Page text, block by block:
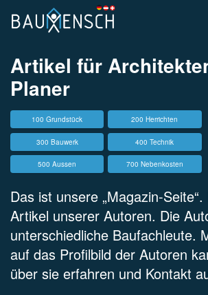
Artikel für
Planer
100 Grundstück 200 Herrichten
300 Bauwerk 400 Technik
500 Aussen 700 Nebenkosten
Das ist unsere „Magazin-
Artikel unserer Autoren. Die
unterschiedliche Baufachleute.
auf das Profilbild der Autoren
über sie erfahren und Kontakt